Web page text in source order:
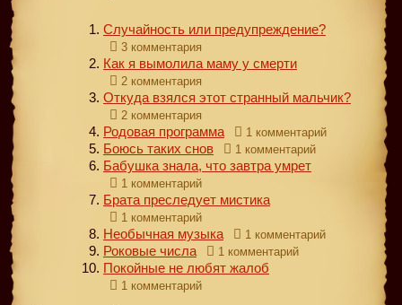
Случайность или предупреждение?
3 комментария
Как я вымолила маму у смерти
2 комментария
Откуда взялся этот странный мальчик?
2 комментария
Родовая программа 1 комментарий
Боюсь таких снов 1 комментарий
Бабушка знала, что завтра умрет
1 комментарий
Брата преследует мистика
1 комментарий
Необычная музыка 1 комментарий
Роковые числа 1 комментарий
Покойные не любят жалоб
1 комментарий